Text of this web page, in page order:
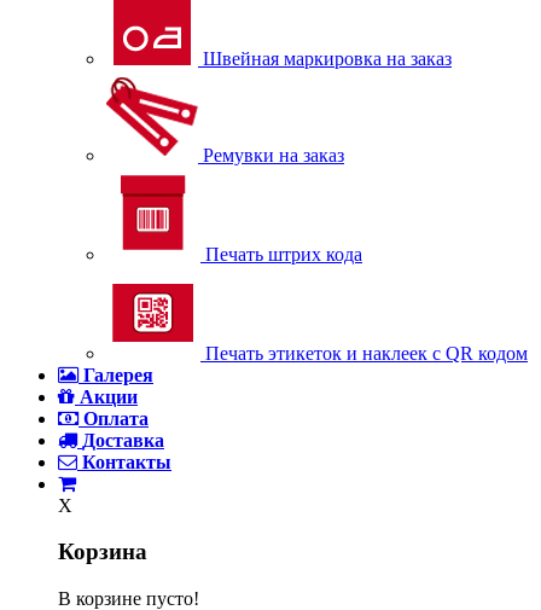
Швейная маркировка на заказ
Ремувки на заказ
Печать штрих кода
Печать этикеток и наклеек с QR кодом
Галерея
Акции
Оплата
Доставка
Контакты
X
Корзина
В корзине пусто!